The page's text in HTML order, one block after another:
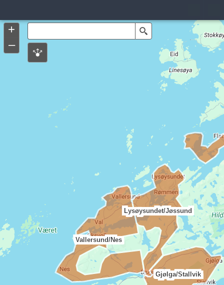
Lysøysundet/Jøssund
Vallersund/Nes
Gjølga/Stallvik
+
–